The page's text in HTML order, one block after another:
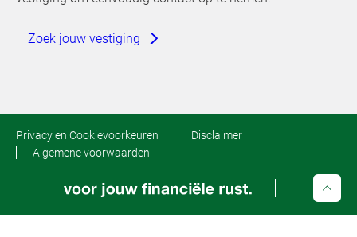
Zoek jouw vestiging
Privacy en Cookievoorkeuren
Disclaimer
Algemene voorwaarden